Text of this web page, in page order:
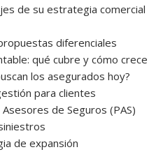
de su estrategia comercial
diferenciales
qué cubre y cómo crece
los asegurados hoy?
para clientes
de Seguros (PAS)
de expansión